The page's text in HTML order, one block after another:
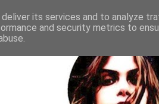
its services and to analyze
and security metrics to